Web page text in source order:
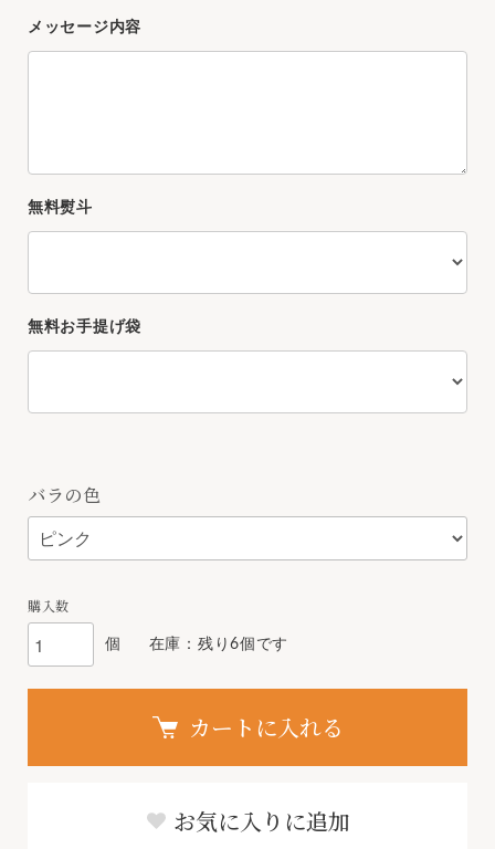
メッセージ内容
無料熨斗
無料お手提げ袋
バラの色
購入数
個 在庫：残り6個です
カートに入れる
お気に入りに追加